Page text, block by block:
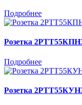
Подробнее
Розетка
Подробнее
Розетка